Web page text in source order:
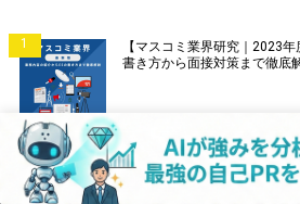
1
【マスコミ業界研究｜2023
書き方から面接対策まで徹底
2
【証券業界研究｜2023年度最
方から面接対策まで徹底解説